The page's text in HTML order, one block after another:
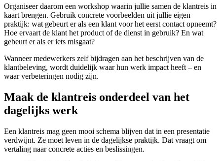
Organiseer daarom een workshop waarin jullie samen de klantreis in
kaart brengen. Gebruik concrete voorbeelden uit jullie eigen
praktijk: wat gebeurt er als een klant voor het eerst contact opneemt?
Hoe ervaart de klant het product of de dienst in gebruik? En wat
gebeurt er als er iets misgaat?
Wanneer medewerkers zelf bijdragen aan het beschrijven van de
klantbeleving, wordt duidelijk waar hun werk impact heeft – en
waar verbeteringen nodig zijn.
Maak de klantreis onderdeel van het
dagelijks werk
Een klantreis mag geen mooi schema blijven dat in een presentatie
verdwijnt. Ze moet leven in de dagelijkse praktijk. Dat vraagt om
vertaling naar concrete acties en beslissingen.